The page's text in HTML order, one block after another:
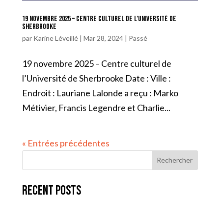
19 novembre 2025 – Centre culturel de l’Université de
Sherbrooke
par Karine Léveillé| Mar 28, 2024| Passé
19 novembre 2025 – Centre culturel de
l’Université de Sherbrooke Date : Ville :
Endroit : Lauriane Lalonde a reçu : Marko
Métivier, Francis Legendre et Charlie...
« Entrées précédentes
Rechercher
Recent Posts